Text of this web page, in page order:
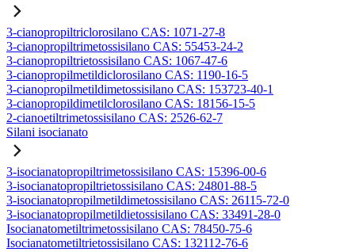
3-cianopropiltriclorosilano CAS: 1071-27-8
3-cianopropiltrimetossisilano CAS: 55453-24-2
3-cianopropiltrietossisilano CAS: 1067-47-6
3-cianopropilmetildiclorosilano CAS: 1190-16-5
3-cianopropilmetildimetossisilano CAS: 153723-40-1
3-cianopropildimetilclorosilano CAS: 18156-15-5
2-cianoetiltrimetossisilano CAS: 2526-62-7
Silani isocianato
3-isocianatopropiltrimetossisilano CAS: 15396-00-6
3-isocianatopropiltrietossisilano CAS: 24801-88-5
3-isocianatopropilmetildimetossisilano CAS: 26115-72-0
3-isocianatopropilmetildietossisilano CAS: 33491-28-0
Isocianatometiltrimetossisilano CAS: 78450-75-6
Isocianatometiltrietossisilano CAS: 132112-76-6